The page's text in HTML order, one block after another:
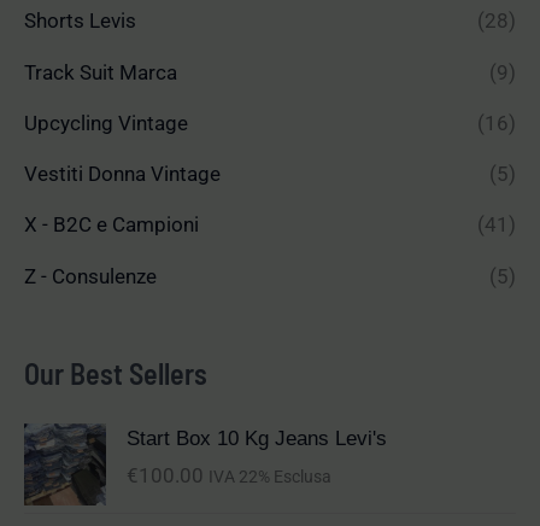
Shorts Levis (28)
Track Suit Marca (9)
Upcycling Vintage (16)
Vestiti Donna Vintage (5)
X - B2C e Campioni (41)
Z - Consulenze (5)
Our Best Sellers
Start Box 10 Kg Jeans Levi's
€ 100.00 IVA 22% Esclusa